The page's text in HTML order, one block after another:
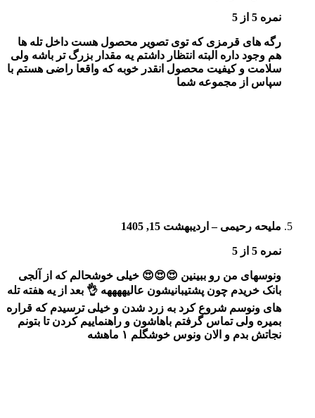
نمره 5 از 5
رگه های قرمزی که توی تصویر محصول هست داخل تله ها
هم وجود داره البته انتظار داشتم یه مقدار بزرگ تر باشه ولی
سلامت و کیفیت محصول انقدر خوبه که واقعا راضی هستم با
سپاس از مجموعه شما
ملیحه رحیمی– اردیبهشت 15, 1405
نمره 5 از 5
ونوسهای من رو ببینین 😍😍😍 خیلی خوشحالم که از آلجی
بانک خریدم چون پشتیبانیشون عالیههههه 👌 بعد از یه هفته تله
های ونوسم شروع کرد به زرد شدن و خیلی ترسیدم که قراره
بمیره ولی تماس گرفتم باهاشون و راهنماییم کردن تا بتونم
نجاتش بدم و الان ونوس خوشگلم ۱ ماهشه